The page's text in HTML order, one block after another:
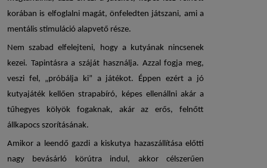
korában is elfoglalni magát, önfeledten játszani, ami a
mentális stimuláció alapvető része.
Nem szabad elfelejteni, hogy a kutyának nincsenek
kezei. Tapintásra a száját használja. Azzal fogja meg,
veszi fel, „próbálja ki” a játékot. Éppen ezért a jó
kutyajáték kellően strapabíró, képes ellenállni akár a
tűhegyes kölyök fogaknak, akár az erős, felnőtt
állkapocs szorításának.
Amikor a leendő gazdi a kiskutya hazaszállítása előtti
nagy bevásárló körútra indul, akkor célszerűen